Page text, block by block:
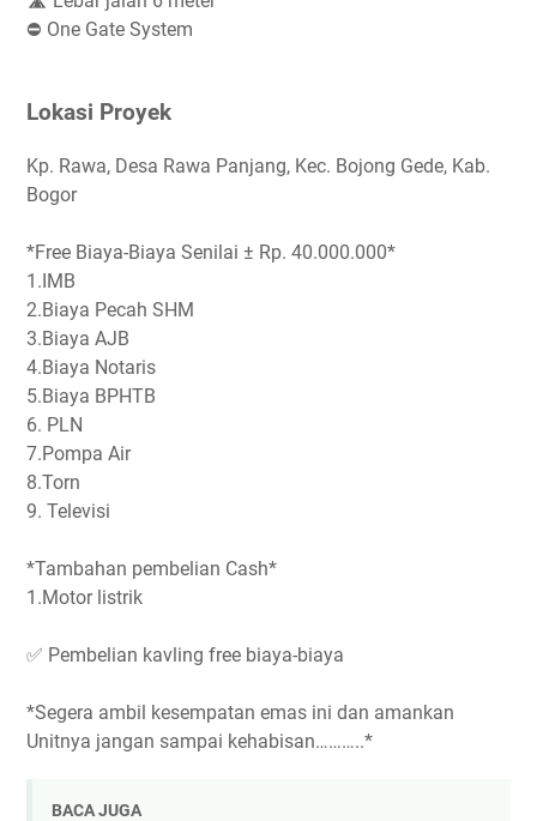
⛔️ One Gate System
Lokasi Proyek
Kp. Rawa, Desa Rawa Panjang, Kec. Bojong Gede, Kab.
Bogor
*Free Biaya-Biaya Senilai ± Rp. 40.000.000*
1.IMB
2.Biaya Pecah SHM
3.Biaya AJB
4.Biaya Notaris
5.Biaya BPHTB
6. PLN
7.Pompa Air
8.Torn
9. Televisi
*Tambahan pembelian Cash*
1.Motor listrik
✅ Pembelian kavling free biaya-biaya
*Segera ambil kesempatan emas ini dan amankan
Unitnya jangan sampai kehabisan………..*
BACA JUGA